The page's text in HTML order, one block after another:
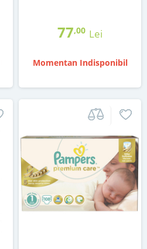
77,00 Lei
Momentan Indisponibil